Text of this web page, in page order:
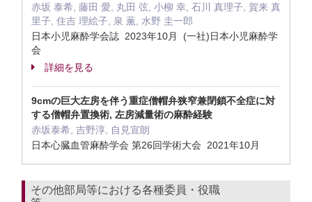
赤坂 泰希, 藤田 愛, 丸田 弦, 小柳 幸, 石川 真理子, 賀来 真
里子, 住吉 理絵子, 泉 薫, 水野 圭一郎
日本小児麻酔学会誌 2023年10月 (一社)日本小児麻酔学
会
詳細を見る
9cmの巨大左房を伴う重症僧帽弁狭窄兼閉鎖不全症に対
する僧帽弁置換術, 左房減量術の麻酔経験
赤坂泰希, 吉野淳, 自見宣朗
日本心臓血管麻酔学会 第26回学術大会 2021年10月
その他部局等における各種委員・役職